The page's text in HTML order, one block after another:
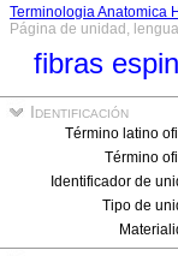
Terminologia Anatomica
Página de unidad,
fibras
Identificación
Término latino
Término
Identificador de
Tipo de